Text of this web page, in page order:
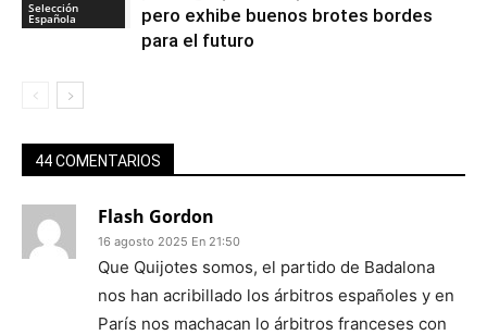
Selección
Española
pero exhibe buenos brotes bordes
para el futuro
44 COMENTARIOS
Flash Gordon
16 agosto 2025 En 21:50
Que Quijotes somos, el partido de Badalona
nos han acribillado los árbitros españoles y en
París nos machacan lo árbitros franceses con